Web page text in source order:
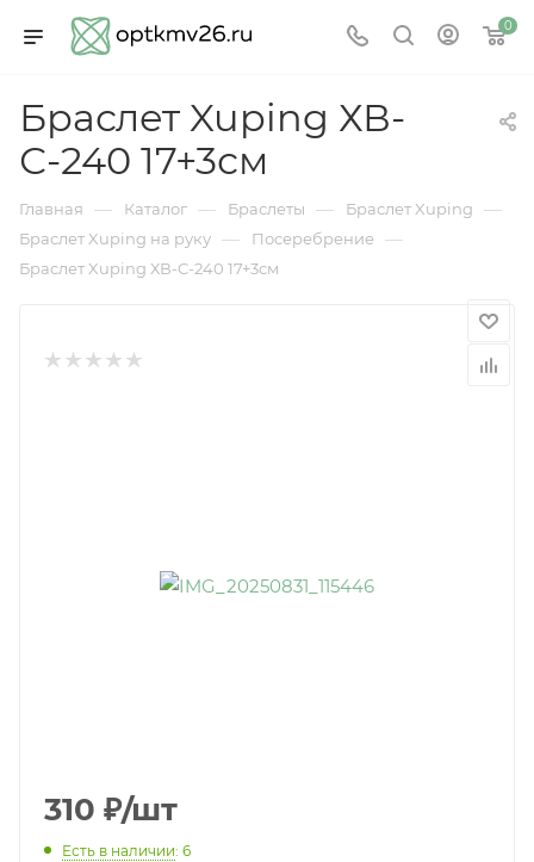
0
Браслет Xuping ХВ-
С-240 17+3см
Главная — Каталог — Браслеты — Браслет Xuping —
Браслет Xuping на руку — Посеребрение —
Браслет Xuping ХВ-С-240 17+3см
310 ₽/шт
Есть в наличии: 6